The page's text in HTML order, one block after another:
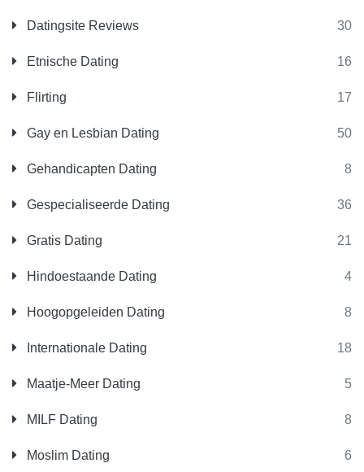
Datingsite Reviews 30
Etnische Dating 16
Flirting 17
Gay en Lesbian Dating 50
Gehandicapten Dating 8
Gespecialiseerde Dating 36
Gratis Dating 21
Hindoestaande Dating 4
Hoogopgeleiden Dating 8
Internationale Dating 18
Maatje-Meer Dating 5
MILF Dating 8
Moslim Dating 6